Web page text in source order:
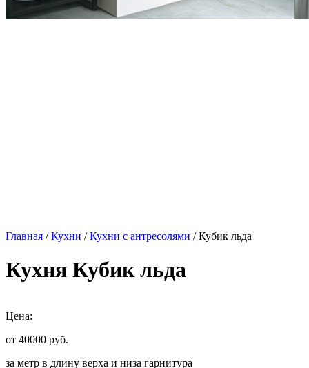
Главная /Кухни /Кухни с антресолями / Кубик льда
Кухня Кубик льда
Цена:
от 40000 руб.
за метр в длину верха и низа гарнитура